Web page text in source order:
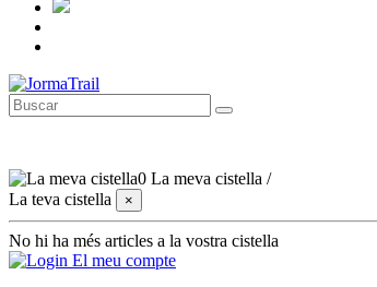
0 La meva cistella /
La teva cistella
×
No hi ha més articles a la vostra cistella
El meu compte